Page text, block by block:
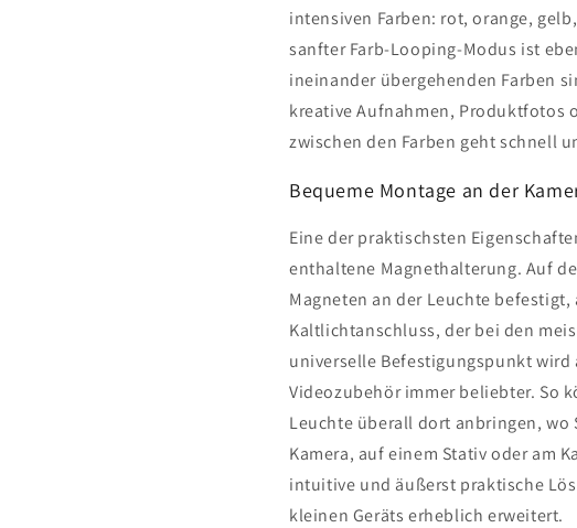
intensiven Farben: rot, orange,
sanfter Farb-Looping-Modus ist
ineinander übergehenden Farben
kreative Aufnahmen, Produktfotos
zwischen den Farben geht schnell
Bequeme Montage an der
Eine der praktischsten
enthaltene Magnethalterung. Auf
Magneten an der Leuchte
Kaltlichtanschluss, der bei den
universelle Befestigungspunkt
Videozubehör immer beliebter. So
Leuchte überall dort anbringen, wo
Kamera, auf einem Stativ oder am
intuitive und äußerst praktische
kleinen Geräts erheblich erweitert.